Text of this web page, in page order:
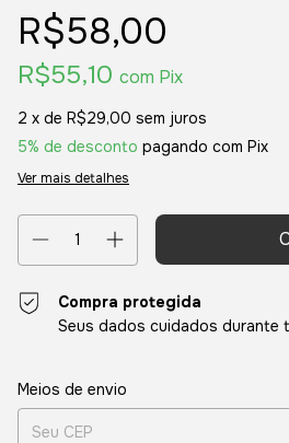
R$58,00
R$55,10 com Pix
2 x de R$29,00 sem juros
5% de desconto pagando com Pix
Ver mais detalhes
Compra protegida
Seus dados cuidados durante
Entregas para o CEP:
Meios de envio